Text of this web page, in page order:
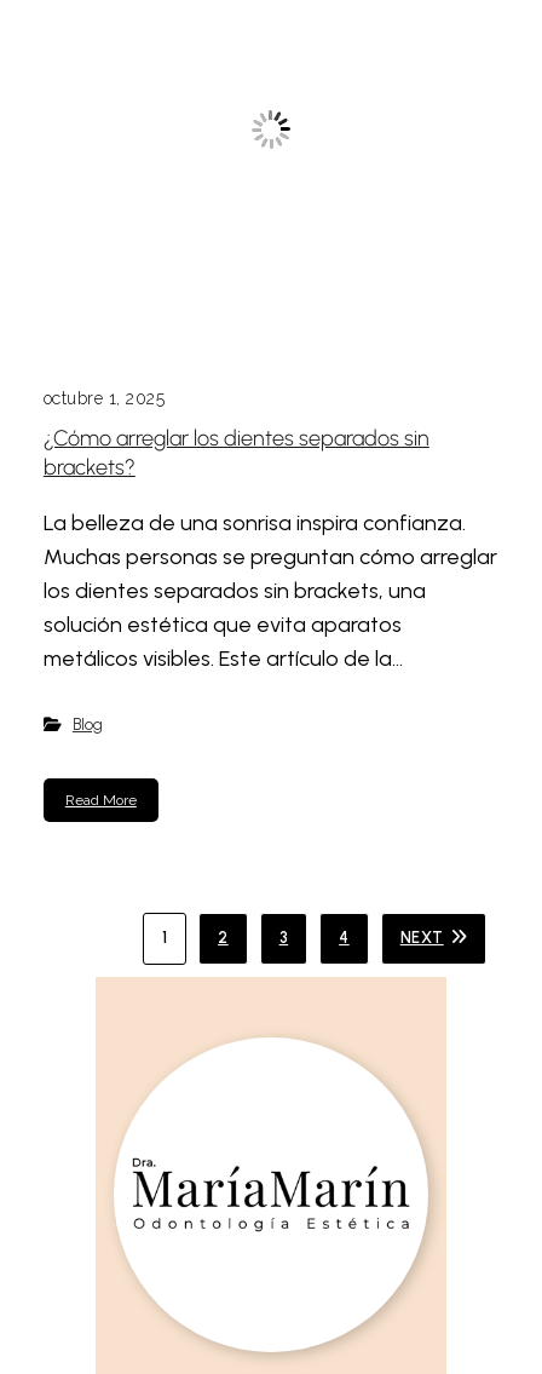
octubre 1, 2025
¿Cómo arreglar los dientes separados sin
brackets?
La belleza de una sonrisa inspira confianza.
Muchas personas se preguntan cómo arreglar
los dientes separados sin brackets, una
solución estética que evita aparatos
metálicos visibles. Este artículo de la...
Blog
Read More
1 2 3 4 NEXT